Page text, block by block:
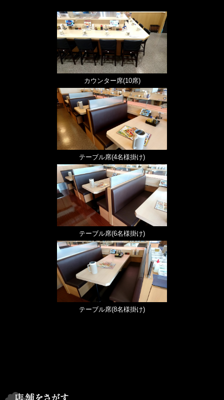
カウンター席(10席)
テーブル席(4名様掛け)
テーブル席(6名様掛け)
テーブル席(8名様掛け)